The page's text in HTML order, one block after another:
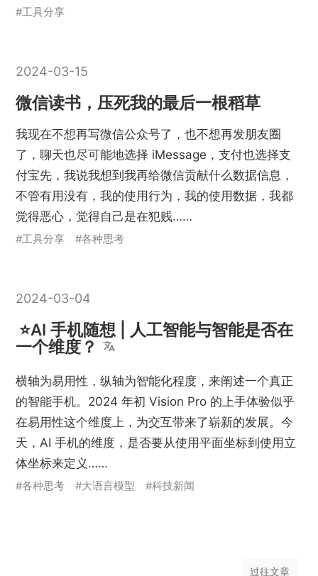
#工具分享
2024-03-15
微信读书，压死我的最后一根稻草
我现在不想再写微信公众号了，也不想再发朋友圈
了，聊天也尽可能地选择 iMessage，支付也选择支
付宝先，我说我想到我再给微信贡献什么数据信息，
不管有用没有，我的使用行为，我的使用数据，我都
觉得恶心，觉得自己是在犯贱……
#工具分享 #各种思考
2024-03-04
AI 手机随想 | 人工智能与智能是否在
一个维度？
横轴为易用性，纵轴为智能化程度，来阐述一个真正
的智能手机。2024 年初 Vision Pro 的上手体验似乎
在易用性这个维度上，为交互带来了崭新的发展。今
天，AI 手机的维度，是否要从使用平面坐标到使用立
体坐标来定义……
#各种思考 #大语言模型 #科技新闻
过往文章